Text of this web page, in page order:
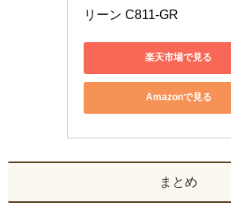
リーン C811-GR
楽天市場で見る
Amazonで見る
まとめ